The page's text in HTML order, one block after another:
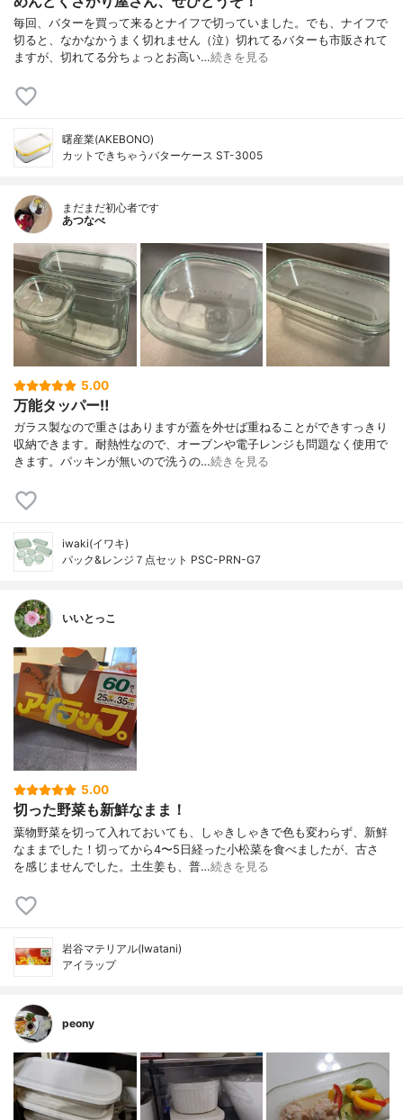
毎回、バターを買って来るとナイフで切っていました。でも、ナイフで
切ると、なかなかうまく切れません（泣）切れてるバターも市販されて
ますが、切れてる分ちょっとお高い…続きを見る
曙産業(AKEBONO)
カットできちゃうバターケース ST-3005
まだまだ初心者です
あつなべ
5.00
万能タッパー‼︎
ガラス製なので重さはありますが蓋を外せば重ねることができすっきり
収納できます。耐熱性なので、オーブンや電子レンジも問題なく使用で
きます。パッキンが無いので洗うの…続きを見る
iwaki(イワキ)
パック&レンジ７点セット PSC-PRN-G7
いいとっこ
5.00
切った野菜も新鮮なまま！
葉物野菜を切って入れておいても、しゃきしゃきで色も変わらず、新鮮
なままでした！切ってから4〜5日経った小松菜を食べましたが、古さ
を感じませんでした。土生姜も、普…続きを見る
岩谷マテリアル(Iwatani)
アイラップ
peony